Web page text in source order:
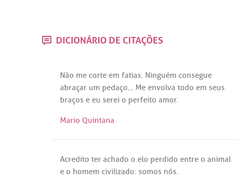
DICIONÁRIO DE CITAÇÕES
Não me corte em fatias. Ninguém consegue
abraçar um pedaço… Me envolva todo em seus
braços e eu serei o perfeito amor.
Mario Quintana
Acredito ter achado o elo perdido entre o animal
e o homem civilizado: somos nós.